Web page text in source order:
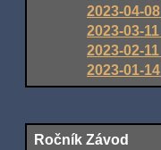
2023-04-08
2023-03-11
2023-02-11
2023-01-14
Ročník Závod